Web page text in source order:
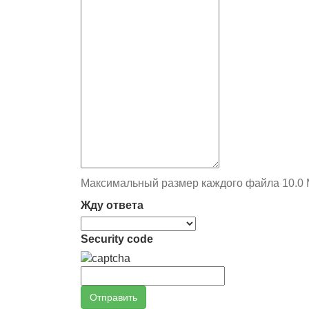
Максимальный размер каждого файла 10.0
Жду ответа
Security code
Отправить